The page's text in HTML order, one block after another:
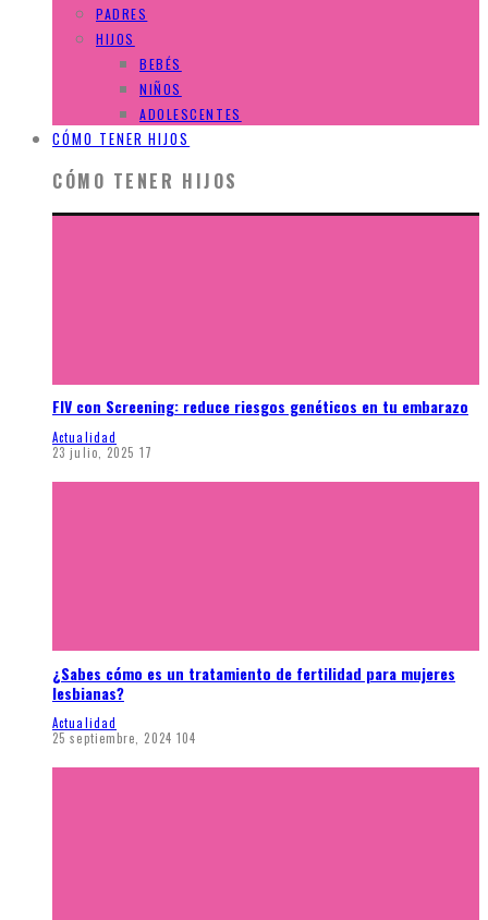
PADRES
HIJOS
BEBÉS
NIÑOS
ADOLESCENTES
CÓMO TENER HIJOS
CÓMO TENER HIJOS
FIV con Screening: reduce riesgos genéticos en tu embarazo
Actualidad
23 julio, 2025 17
¿Sabes cómo es un tratamiento de fertilidad para mujeres
lesbianas?
Actualidad
25 septiembre, 2024 104